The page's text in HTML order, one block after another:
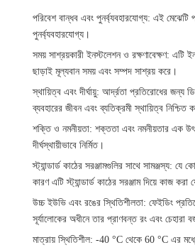
পরিবেশ বান্ধব এবং পুনর্ব্যবহারযোগ্য: এই মেঝেটি
পুনর্ব্যবহারযোগ্য।
সময় সাশ্রয়কারী ইনস্টলেশন ও রক্ষণাবেক্ষণ: এটি
ছাড়াই মূল্যবান সময় এবং সম্পদ সাশ্রয় করে।
স্থায়িত্ব এবং দীর্ঘায়ু: আর্দ্রতা প্রতিরোধের জন্য
ব্যবহারের জীবন এবং ব্যতিক্রমী স্থায়িত্ব নিশ্চিত
শক্তি ও নমনীয়তা: শক্ততা এবং নমনীয়তার এক
দীর্ঘস্থায়ীভাবে নির্মিত।
স্ট্যান্ডার্ড কাঠের সরঞ্জামগুলির সাথে সামঞ্জস্য: যে
কারণ এটি স্ট্যান্ডার্ড কাঠের সরঞ্জাম দিয়ে কাজ করা
উচ্চ ইউভি এবং রঙের স্থিতিশীলতা: ফেইডিং
সূর্যালোকের অধীনে তার প্রাণবন্ত রং এবং চেহারা
মাত্রায় স্থিতিশীল: -40 °C থেকে 60 °C এর মধ্যে